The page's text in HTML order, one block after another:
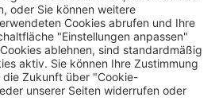
Media